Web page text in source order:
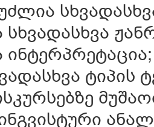
სხვადასხვა
ინტერპრეტაცია;
ტიპის